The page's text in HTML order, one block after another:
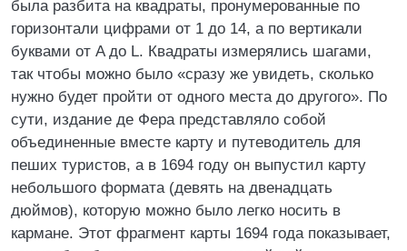
была разбита на квадраты, пронумерованные по
горизонтали цифрами от 1 до 14, а по вертикали
буквами от A до L. Квадраты измерялись шагами,
так чтобы можно было «сразу же увидеть, сколько
нужно будет пройти от одного места до другого». По
сути, издание де Фера представляло собой
объединенные вместе карту и путеводитель для
пеших туристов, а в 1694 году он выпустил карту
небольшого формата (девять на двенадцать
дюймов), которую можно было легко носить в
кармане. Этот фрагмент карты 1694 года показывает,